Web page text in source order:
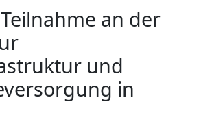
an der
und
in